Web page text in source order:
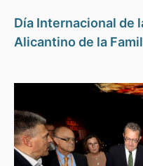
Día Internacional de
Alicantino de la